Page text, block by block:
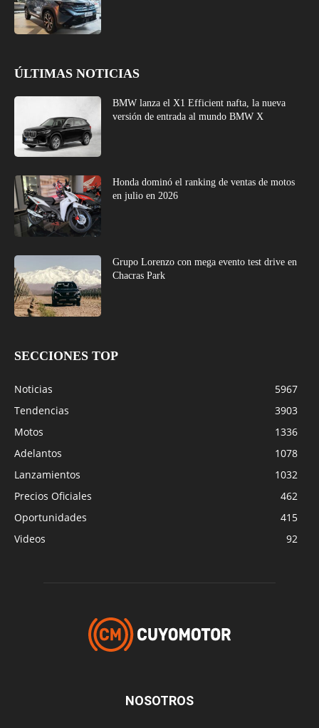
ÚLTIMAS NOTICIAS
BMW lanza el X1 Efficient nafta, la nueva
versión de entrada al mundo BMW X
Honda dominó el ranking de ventas de motos
en julio en 2026
Grupo Lorenzo con mega evento test drive en
Chacras Park
SECCIONES TOP
Noticias
5967
Tendencias
3903
Motos
1336
Adelantos
1078
Lanzamientos
1032
Precios Oficiales
462
Oportunidades
415
Videos
92
NOSOTROS